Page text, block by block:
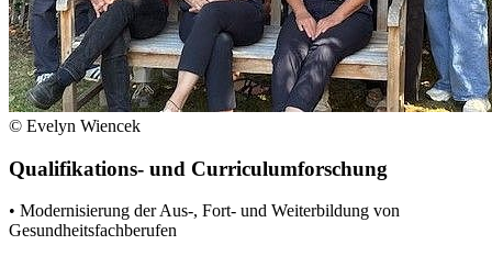
© Evelyn Wiencek
Qualifikations- und Curriculumforschung
• Modernisierung der Aus-, Fort- und Weiterbildung von
Gesundheitsfachberufen